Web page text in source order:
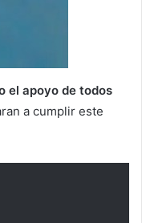
el apoyo de todos
a cumplir este